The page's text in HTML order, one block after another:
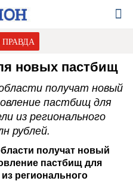
новых пастбищ
получат новый
пастбищ для
из регионального
рублей.
получат новый
пастбищ для
регионального